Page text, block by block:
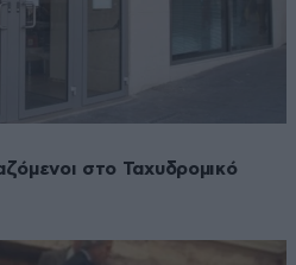
στο Ταχυδρομικό